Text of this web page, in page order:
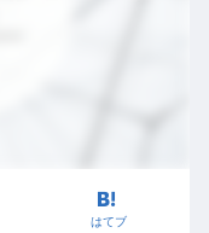
はてブ